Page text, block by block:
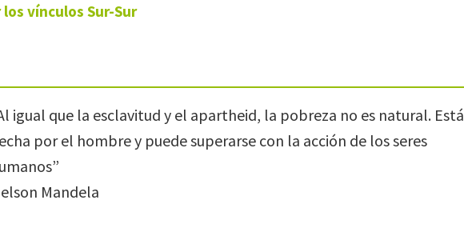
vínculos Sur-Sur
igual que la esclavitud y el apartheid, la pobreza no es natural. Está
por el hombre y puede superarse con la acción de los seres
Mandela